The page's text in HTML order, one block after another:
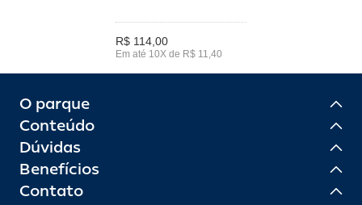
R$ 114,00
Em até 10X de R$ 11,40
O parque
Conteúdo
Dúvidas
Benefícios
Contato